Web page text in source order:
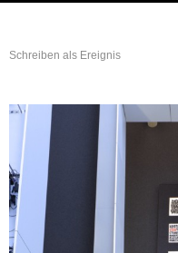
Schreiben als Ereignis